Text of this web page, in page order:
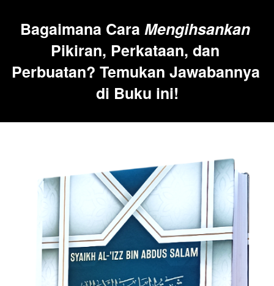
Bagaimana Cara Mengihsankan
Pikiran, Perkataan, dan
Perbuatan? Temukan Jawabannya
di Buku ini!